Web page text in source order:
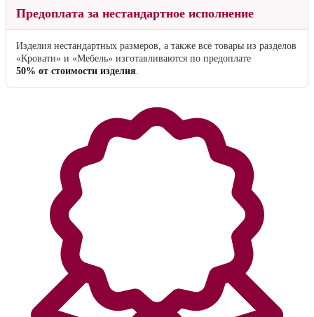
Предоплата за нестандартное исполнение
Изделия нестандартных размеров, а также все товары из разделов
«Кровати» и «Мебель» изготавливаются по предоплате
50% от стоимости изделия.